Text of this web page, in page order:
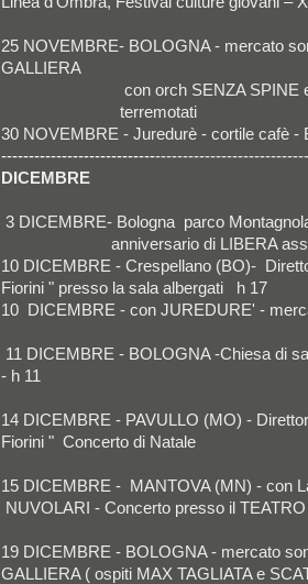
25 NOVEMBRE- BOLOGNA - mercato
GALLIERA
con orch SENZA SPINE e
terremotati
30 NOVEMBRE - Juredurè - cortile cafè -
----------------------------
DICEMBRE
3 DICEMBRE- Bologna parco
anniversario di LIBERA
10 DICEMBRE - Crespellano (BO)-
Fiorini " presso la sala albergati h 17
10 DICEMBRE - con JUREDURE' -
11 DICEMBRE - BOLOGNA -Chiesa di
- h 11
14 DICEMBRE - PAVULLO (MO) -
Fiorini " Concerto di Natale
15 DICEMBRE - MANTOVA (MN) - con
NUVOLARI - Concerto presso il
19 DICEMBRE - BOLOGNA - mercato
GALLIERA ( ospiti MAX TAGLIATA e